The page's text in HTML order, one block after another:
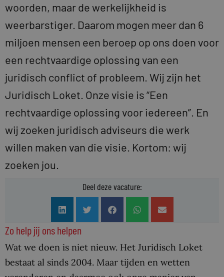
woorden, maar de werkelijkheid is
weerbarstiger. Daarom mogen meer dan 6
miljoen mensen een beroep op ons doen voor
een rechtvaardige oplossing van een
juridisch conflict of probleem. Wij zijn het
Juridisch Loket. Onze visie is “Een
rechtvaardige oplossing voor iedereen”. En
wij zoeken juridisch adviseurs die werk
willen maken van die visie. Kortom: wij
zoeken jou.
Deel deze vacature:
Zo help jij ons helpen
Wat we doen is niet nieuw. Het Juridisch Loket
bestaat al sinds 2004. Maar tijden en wetten